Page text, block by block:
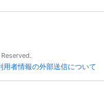
用者情報の外部送信について